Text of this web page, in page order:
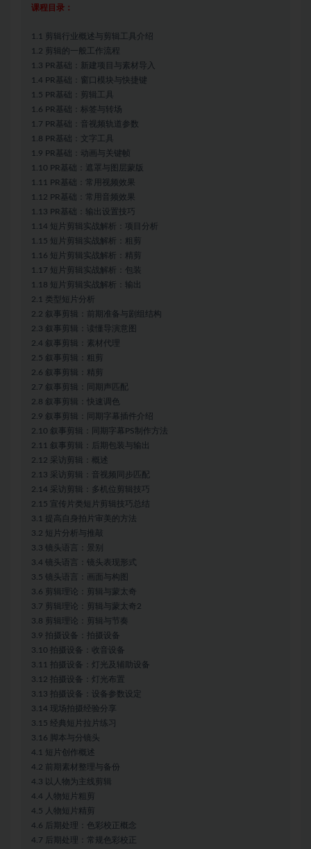
课程目录：
1.1 剪辑行业概述与剪辑工具介绍
1.2 剪辑的一般工作流程
1.3 PR基础：新建项目与素材导入
1.4 PR基础：窗口模块与快捷键
1.5 PR基础：剪辑工具
1.6 PR基础：标签与转场
1.7 PR基础：音视频轨道参数
1.8 PR基础：文字工具
1.9 PR基础：动画与关键帧
1.10 PR基础：遮罩与图层蒙版
1.11 PR基础：常用视频效果
1.12 PR基础：常用音频效果
1.13 PR基础：输出设置技巧
1.14 短片剪辑实战解析：项目分析
1.15 短片剪辑实战解析：粗剪
1.16 短片剪辑实战解析：精剪
1.17 短片剪辑实战解析：包装
1.18 短片剪辑实战解析：输出
2.1 类型短片分析
2.2 叙事剪辑：前期准备与剧组结构
2.3 叙事剪辑：读懂导演意图
2.4 叙事剪辑：素材代理
2.5 叙事剪辑：粗剪
2.6 叙事剪辑：精剪
2.7 叙事剪辑：同期声匹配
2.8 叙事剪辑：快速调色
2.9 叙事剪辑：同期字幕插件介绍
2.10 叙事剪辑：同期字幕PS制作方法
2.11 叙事剪辑：后期包装与输出
2.12 采访剪辑：概述
2.13 采访剪辑：音视频同步匹配
2.14 采访剪辑：多机位剪辑技巧
2.15 宣传片类短片剪辑技巧总结
3.1 提高自身拍片审美的方法
3.2 短片分析与推敲
3.3 镜头语言：景别
3.4 镜头语言：镜头表现形式
3.5 镜头语言：画面与构图
3.6 剪辑理论：剪辑与蒙太奇
3.7 剪辑理论：剪辑与蒙太奇2
3.8 剪辑理论：剪辑与节奏
3.9 拍摄设备：拍摄设备
3.10 拍摄设备：收音设备
3.11 拍摄设备：灯光及辅助设备
3.12 拍摄设备：灯光布置
3.13 拍摄设备：设备参数设定
3.14 现场拍摄经验分享
3.15 经典短片拉片练习
3.16 脚本与分镜头
4.1 短片创作概述
4.2 前期素材整理与备份
4.3 以人物为主线剪辑
4.4 人物短片粗剪
4.5 人物短片精剪
4.6 后期处理：色彩校正概念
4.7 后期处理：常规色彩校正